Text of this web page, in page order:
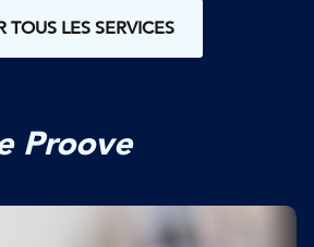
TOUS LES SERVICES
Proove